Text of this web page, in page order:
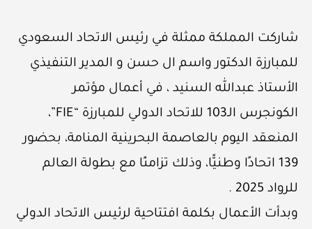
شاركت المملكة ممثلة في رئيس الاتحاد السعودي
للمبارزة الدكتور واسم ال حسن و المدير التنفيذي
الأستاذ عبدالله السنيد ، في أعمال مؤتمر
الكونجرس الـ103 للاتحاد الدولي للمبارزة “FIE”،
المنعقد اليوم بالعاصمة البحرينية المنامة، بحضور
139 اتحادًا وطنيًّا، وذلك تزامنًا مع بطولة العالم
للرواد 2025 .
وبدأت الأعمال بكلمة افتتاحية لرئيس الاتحاد الدولي